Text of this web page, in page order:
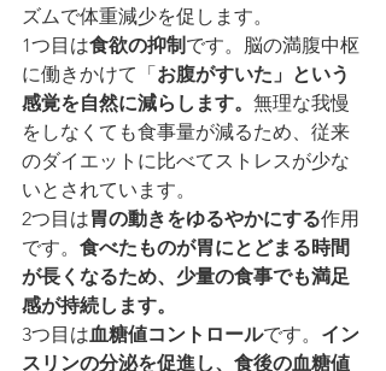
ズムで体重減少を促します。
1つ目は食欲の抑制 です。脳の満腹中枢
に働きかけて「お腹がすいた」という
感覚を自然に減らします。 無理な我慢
をしなくても食事量が減るため、従来
のダイエットに比べてストレスが少な
いとされています。
2つ目は胃の動きをゆるやかにする作用
です。 食べたものが胃にとどまる時間
が長くなるため、少量の食事でも満足
感が持続します。
3つ目は血糖値コントロールです。 イン
スリンの分泌を促進し、食後の血糖値